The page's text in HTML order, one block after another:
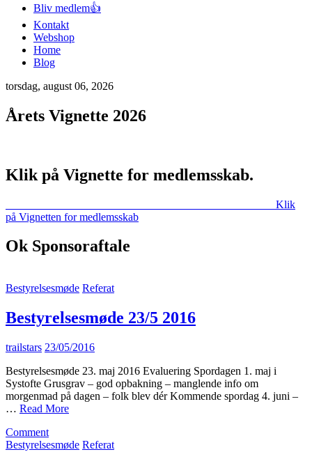
Bliv medlem👍
Kontakt
Webshop
Home
Blog
torsdag, august 06, 2026
Årets Vignette 2026
Klik på Vignette for medlemsskab.
Klik
på Vignetten for medlemsskab
Ok Sponsoraftale
Bestyrelsesmøde Referat
Bestyrelsesmøde 23/5 2016
trailstars 23/05/2016
Bestyrelsesmøde 23. maj 2016 Evaluering Spordagen 1. maj i
Systofte Grusgrav – god opbakning – manglende info om
morgenmad på dagen – folk blev dér Kommende spordag 4. juni –
… Read More
Commenton
Bestyrelsesmøde
Bestyrelsesmøde Referat